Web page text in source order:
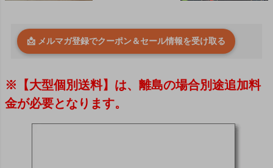
📩 メルマガ登録でクーポン＆セール情報を受け取る
※【大型個別送料】は、離島の場合別途追加料
金が必要となります。